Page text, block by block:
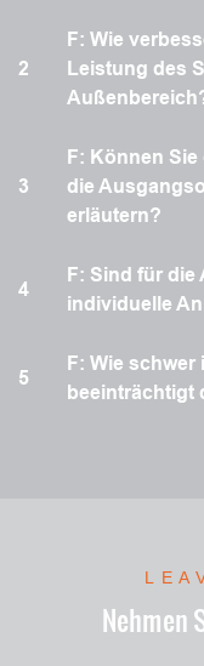
2
F: Wie
Leistung des
3
F: Können
die
erläutern?
4
F: Sind für
individuelle
5
F: Wie
beeinträchtigt
Nehmen